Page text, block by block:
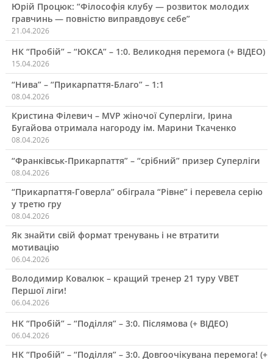
Юрій Процюк: “Філософія клубу — розвиток молодих
гравчинь — повністю виправдовує себе”
21.04.2026
НК “Пробій” – “ЮКСА” – 1:0. Великодня перемога (+ ВІДЕО)
15.04.2026
“Нива” – “Прикарпаття-Благо” – 1:1
08.04.2026
Кристина Філевич – MVP жіночої Суперліги, Ірина
Бугайова отримала нагороду ім. Марини Ткаченко
08.04.2026
“Франківськ-Прикарпаття” – “срібний” призер Суперліги
08.04.2026
“Прикарпаття-Говерла” обіграла “Рівне” і перевела серію
у третю гру
08.04.2026
Як знайти свій формат тренувань і не втратити
мотивацію
06.04.2026
Володимир Ковалюк – кращий тренер 21 туру VBET
Першої ліги!
06.04.2026
НК “Пробій” – “Поділля” – 3:0. Післямова (+ ВІДЕО)
06.04.2026
НК “Пробій” – “Поділля” – 3:0. Довгоочікувана перемога! (+